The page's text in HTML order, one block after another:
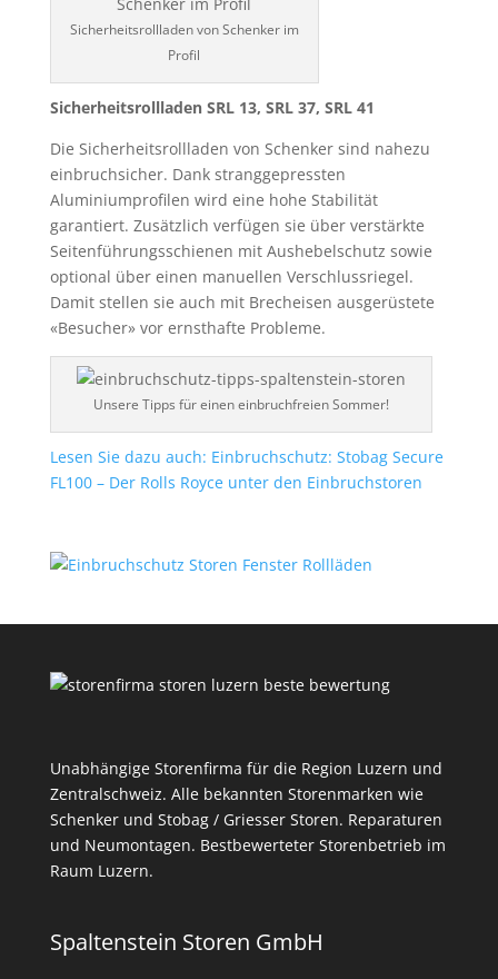
Sicherheitsrollladen von Schenker im
Profil
Sicherheitsrollladen SRL 13, SRL 37, SRL 41
Die Sicherheitsrollladen von Schenker sind nahezu
einbruchsicher. Dank stranggepressten
Aluminiumprofilen wird eine hohe Stabilität
garantiert. Zusätzlich verfügen sie über verstärkte
Seitenführungsschienen mit Aushebelschutz sowie
optional über einen manuellen Verschlussriegel.
Damit stellen sie auch mit Brecheisen ausgerüstete
«Besucher» vor ernsthafte Probleme.
Unsere Tipps für einen einbruchfreien Sommer!
Lesen Sie dazu auch: Einbruchschutz: Stobag Secure
FL100 – Der Rolls Royce unter den Einbruchstoren
Unabhängige Storenfirma für die Region Luzern und
Zentralschweiz. Alle bekannten Storenmarken wie
Schenker und Stobag / Griesser Storen. Reparaturen
und Neumontagen. Bestbewerteter Storenbetrieb im
Raum Luzern.
Spaltenstein Storen GmbH